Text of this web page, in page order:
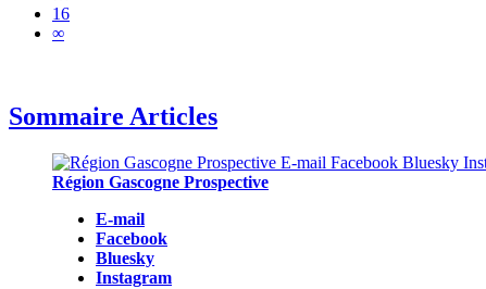
16
∞
Sommaire Articles
Région Gascogne Prospective
E-mail
Facebook
Bluesky
Instagram